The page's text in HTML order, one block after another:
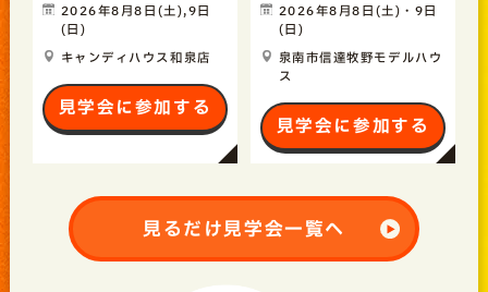
2026年8月8日(土),9日
(日)
キャンディハウス和泉店
見学会に参加する
2026年8月8日(土)・9日
(日)
泉南市信達牧野モデルハウ
ス
見学会に参加する
見るだけ見学会一覧へ